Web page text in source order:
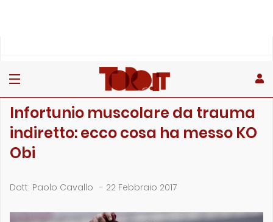
Infortunio muscolare da trauma
indiretto: ecco cosa ha messo KO
Obi
Dott. Paolo Cavallo - 22 Febbraio 2017